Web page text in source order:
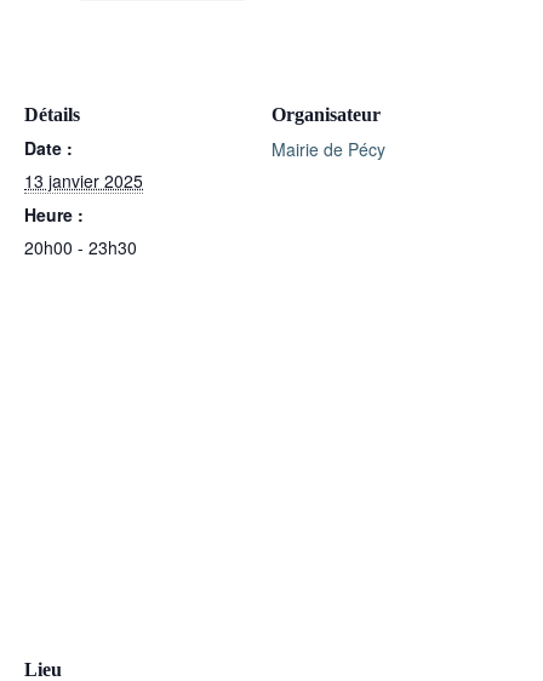
Détails
Date :
13 janvier 2025
Heure :
20h00 - 23h30
Organisateur
Mairie de Pécy
Lieu